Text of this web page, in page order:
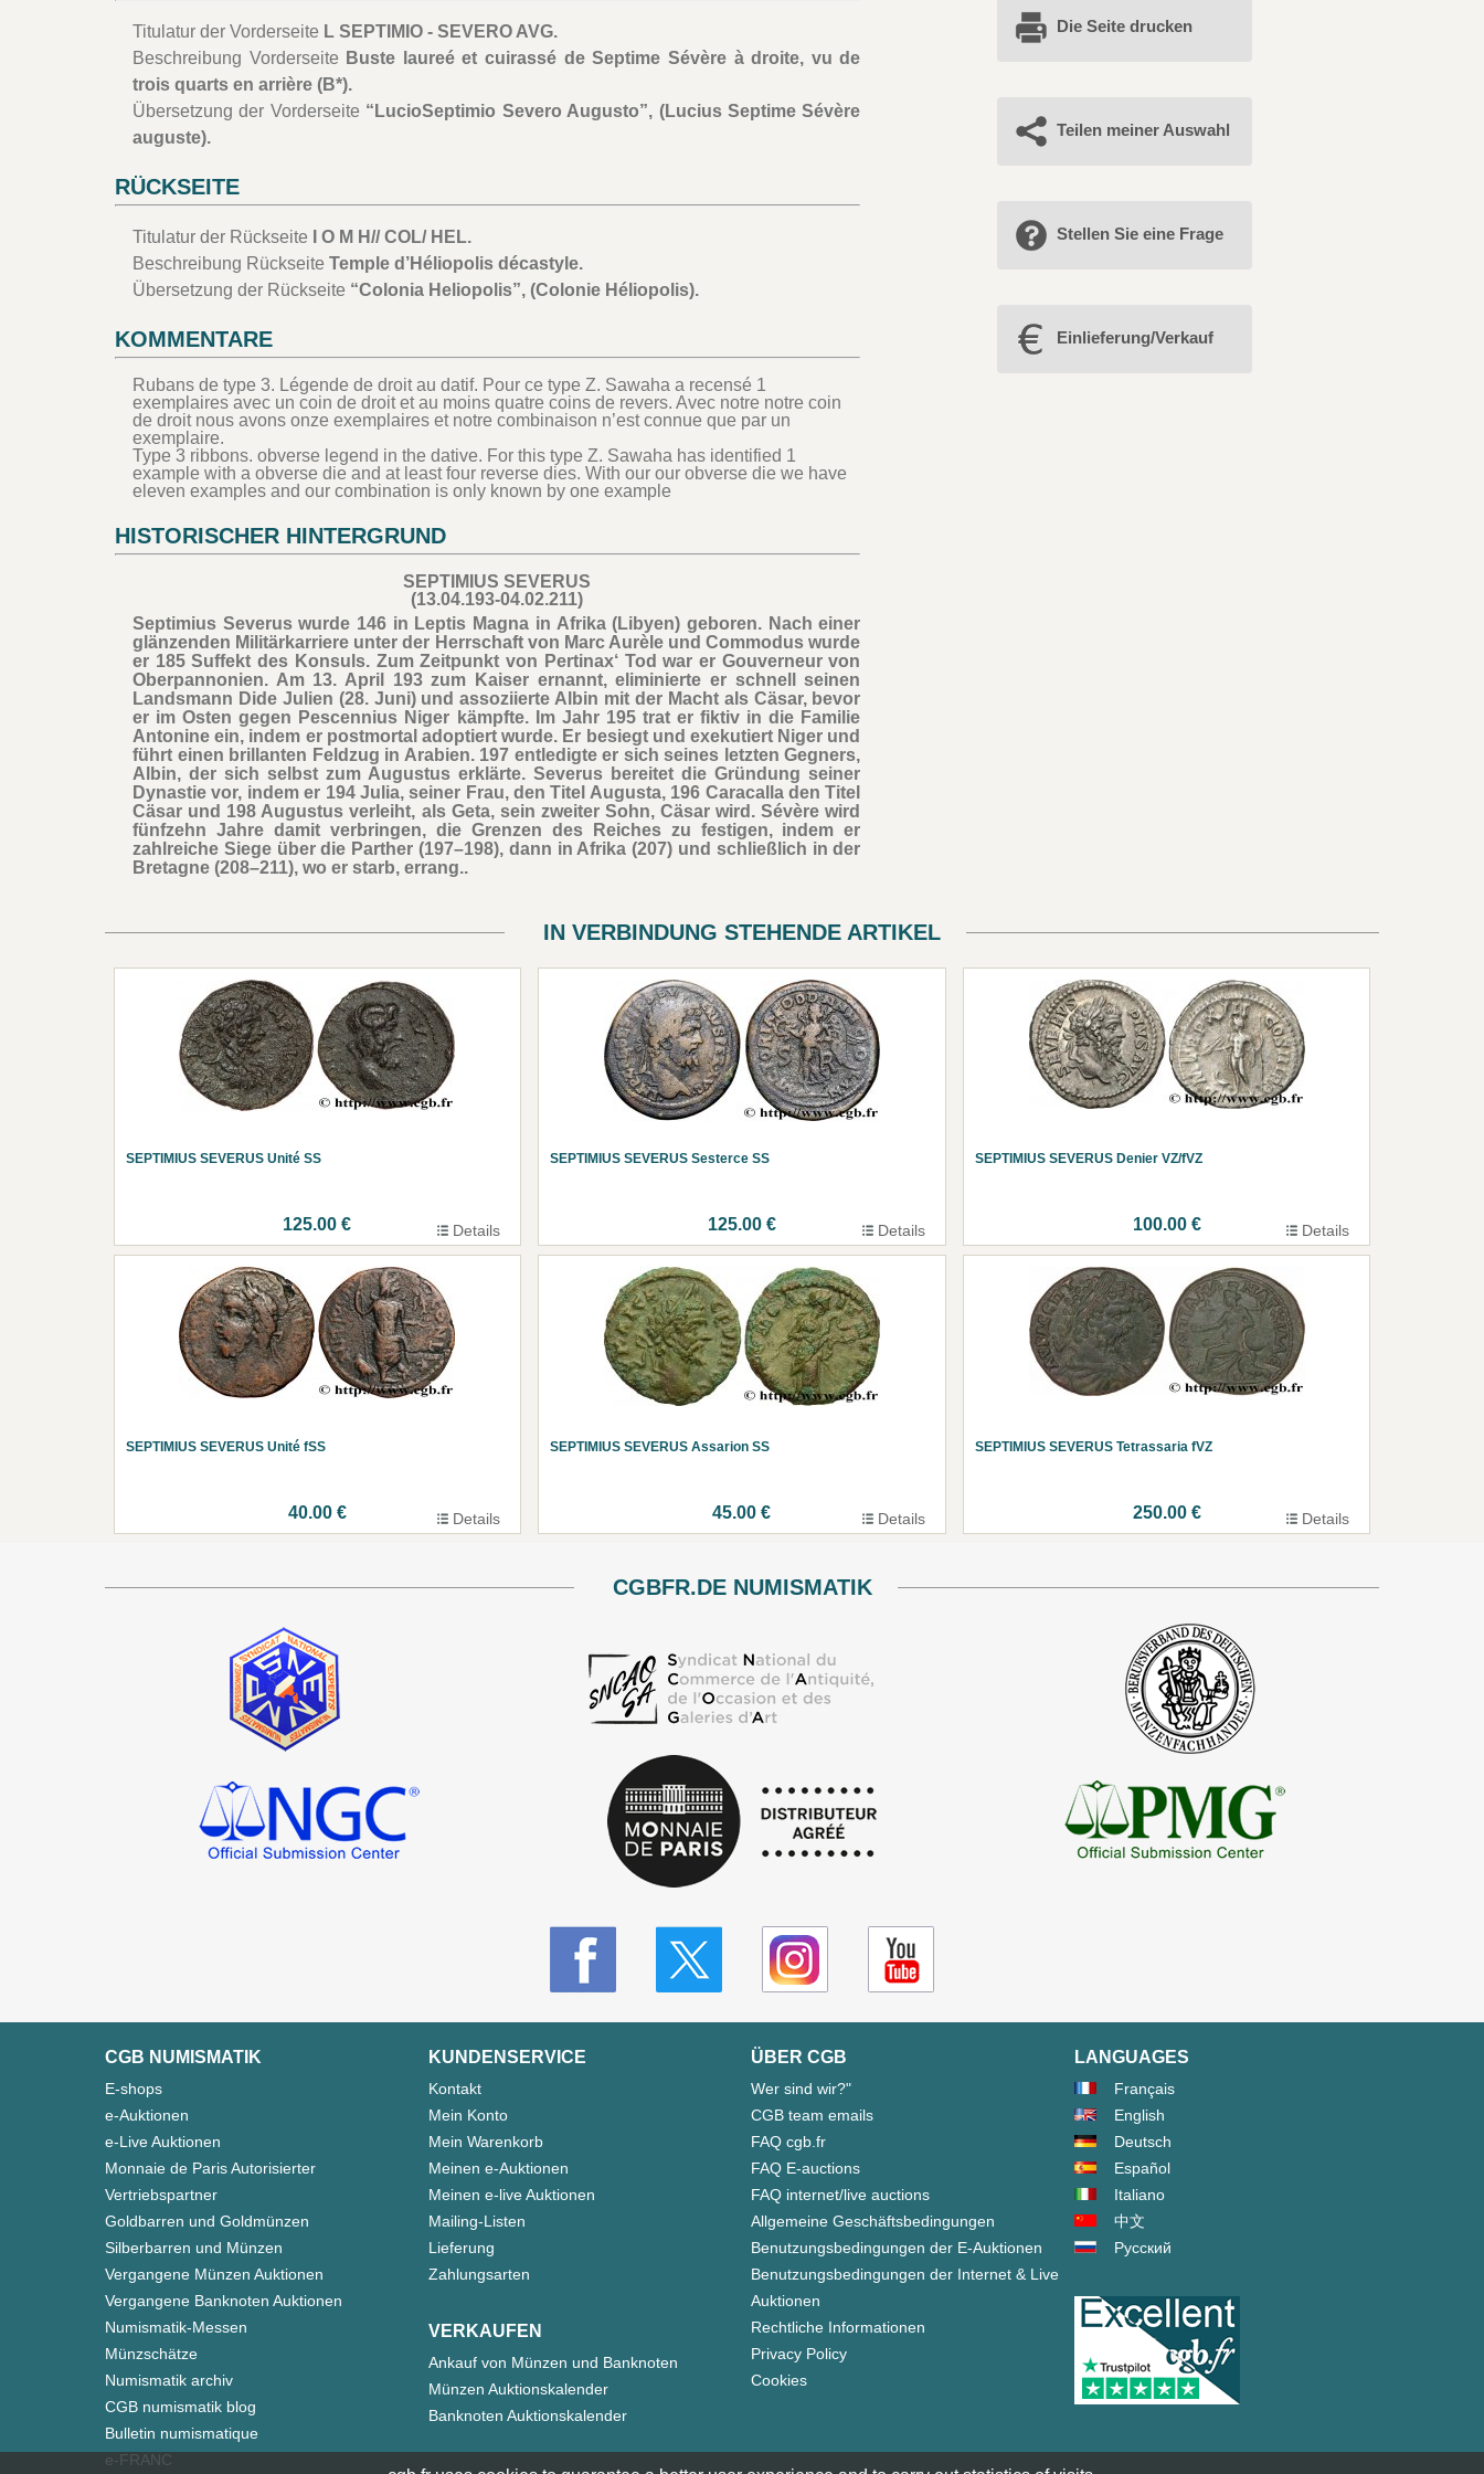
Titulatur der Vorderseite L SEPTIMIO - SEVERO AVG.
Beschreibung Vorderseite Buste laureé et cuirassé de Septime Sévère à droite, vu de
trois quarts en arrière (B*).
Übersetzung der Vorderseite “LucioSeptimio Severo Augusto”, (Lucius Septime Sévère
auguste).
RÜCKSEITE
Titulatur der Rückseite
I O M H// COL/ HEL.
Beschreibung Rückseite Temple d’Héliopolis décastyle.
Übersetzung der Rückseite “Colonia Heliopolis”, (Colonie Héliopolis).
KOMMENTARE
Rubans de type 3. Légende de droit au datif. Pour ce type Z. Sawaha a recensé 1
exemplaires avec un coin de droit et au moins quatre coins de revers. Avec notre notre coin
de droit nous avons onze exemplaires et notre combinaison n’est connue que par un
exemplaire.
Type 3 ribbons. obverse legend in the dative. For this type Z. Sawaha has identified 1
example with a obverse die and at least four reverse dies. With our our obverse die we have
eleven examples and our combination is only known by one example
HISTORISCHER HINTERGRUND
SEPTIMIUS SEVERUS
(13.04.193-04.02.211)
Septimius Severus wurde 146 in Leptis Magna in Afrika (Libyen) geboren. Nach einer
glänzenden Militärkarriere unter der Herrschaft von Marc Aurèle und Commodus wurde
er 185 Suffekt des Konsuls. Zum Zeitpunkt von Pertinax‘ Tod war er Gouverneur von
Oberpannonien. Am 13. April 193 zum Kaiser ernannt, eliminierte er schnell seinen
Landsmann Dide Julien (28. Juni) und assoziierte Albin mit der Macht als Cäsar, bevor
er im Osten gegen Pescennius Niger kämpfte. Im Jahr 195 trat er fiktiv in die Familie
Antonine ein, indem er postmortal adoptiert wurde. Er besiegt und exekutiert Niger und
führt einen brillanten Feldzug in Arabien. 197 entledigte er sich seines letzten Gegners,
Albin, der sich selbst zum Augustus erklärte. Severus bereitet die Gründung seiner
Dynastie vor, indem er 194 Julia, seiner Frau, den Titel Augusta, 196 Caracalla den Titel
Cäsar und 198 Augustus verleiht, als Geta, sein zweiter Sohn, Cäsar wird. Sévère wird
fünfzehn Jahre damit verbringen, die Grenzen des Reiches zu festigen, indem er
zahlreiche Siege über die Parther (197–198), dann in Afrika (207) und schließlich in der
Bretagne (208–211), wo er starb, errang..
Die Seite drucken
Teilen meiner Auswahl
Stellen Sie eine Frage
Einlieferung/Verkauf
IN VERBINDUNG STEHENDE ARTIKEL
SEPTIMIUS SEVERUS Unité SS
125.00 € Details
SEPTIMIUS SEVERUS Sesterce SS
125.00 € Details
SEPTIMIUS SEVERUS Denier VZ/fVZ
100.00 € Details
SEPTIMIUS SEVERUS Unité fSS
40.00 € Details
SEPTIMIUS SEVERUS Assarion SS
45.00 € Details
SEPTIMIUS SEVERUS Tetrassaria fVZ
250.00 € Details
CGBFR.DE NUMISMATIK
CGB NUMISMATIK
E-shops
e-Auktionen
e-Live Auktionen
Monnaie de Paris Autorisierter
Vertriebspartner
Goldbarren und Goldmünzen
Silberbarren und Münzen
Vergangene Münzen Auktionen
Vergangene Banknoten Auktionen
Numismatik-Messen
Münzschätze
Numismatik archiv
CGB numismatik blog
Bulletin numismatique
e-FRANC
KUNDENSERVICE
Kontakt
Mein Konto
Mein Warenkorb
Meinen e-Auktionen
Meinen e-live Auktionen
Mailing-Listen
Lieferung
Zahlungsarten
VERKAUFEN
Ankauf von Münzen und Banknoten
Münzen Auktionskalender
Banknoten Auktionskalender
ÜBER CGB
Wer sind wir?"
CGB team emails
FAQ cgb.fr
FAQ E-auctions
FAQ internet/live auctions
Allgemeine Geschäftsbedingungen
Benutzungsbedingungen der E-Auktionen
Benutzungsbedingungen der Internet & Live
Auktionen
Rechtliche Informationen
Privacy Policy
Cookies
LANGUAGES
Français
English
Deutsch
Español
Italiano
中文
Русский